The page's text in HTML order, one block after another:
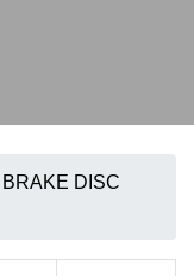
BRAKE DISC